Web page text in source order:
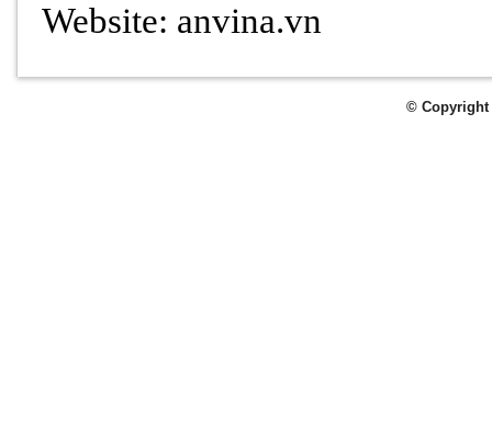
Website: anvina.vn
© Copyright